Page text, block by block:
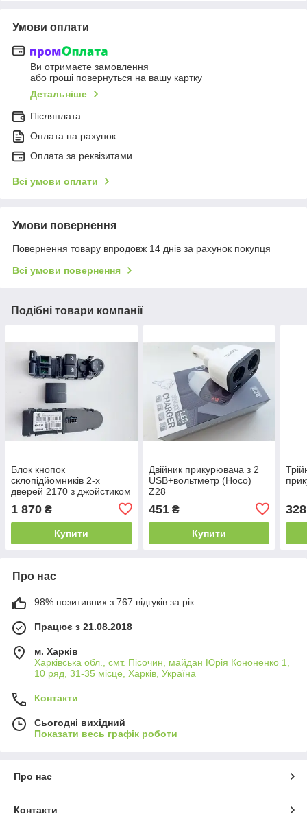
Умови оплати
Ви отримаєте замовлення
або гроші повернуться на вашу картку
Детальніше
Післяплата
Оплата на рахунок
Оплата за реквізитами
Всі умови оплати
Умови повернення
Повернення товару впродовж 14 днів за рахунок покупця
Всі умови повернення
Подібні товари компанії
Блок кнопок
склопідйомників 2-х
дверей 2170 з джойстиком
(Китай) 2170-3763080-00
1 870 ₴
Купити
Двійник прикурювача з 2
USB+вольтметр (Hoco)
Z28
451₴
Купити
328
Про нас
98% позитивних з 767 відгуків за рік
Працює з 21.08.2018
м. Харків
Харківська обл., смт. Пісочин, майдан Юрія Кононенко 1,
10 ряд, 31-35 місце, Харків, Україна
Контакти
Сьогодні вихідний
Показати весь графік роботи
Про нас
Контакти